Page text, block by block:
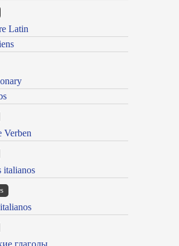
Latin
Verben
italianos